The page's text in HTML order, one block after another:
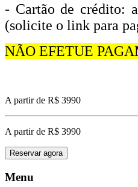
- Cartão de crédito:
(solicite o link para
NÃO EFETUE
A partir de R$ 3990
A partir de R$ 3990
Reservar agora
Menu